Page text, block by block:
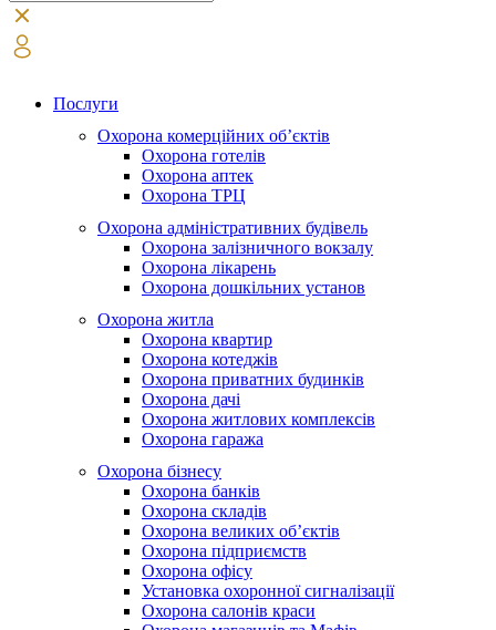
Послуги
Охорона комерційних об’єктів
Охорона готелів
Охорона аптек
Охорона ТРЦ
Охорона адміністративних будівель
Охорона залізничного вокзалу
Охорона лікарень
Охорона дошкільних установ
Охорона житла
Охорона квартир
Охорона котеджів
Охорона приватних будинків
Охорона дачі
Охорона житлових комплексів
Охорона гаража
Охорона бізнесу
Охорона банків
Охорона складів
Охорона великих об’єктів
Охорона підприємств
Охорона офісу
Установка охоронної сигналізації
Охорона салонів краси